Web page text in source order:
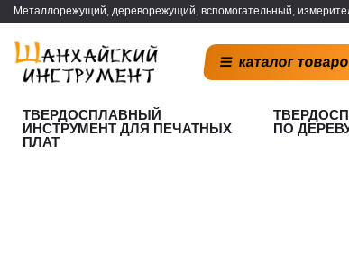
Металлорежущий, дереворежущий, вспомогательный,
каталог
ТВЕРДОСПЛАВНЫЙ
ИНСТРУМЕНТ ДЛЯ ПЕЧАТНЫХ
ПЛАТ
ПО